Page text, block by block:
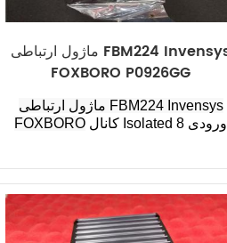
ماژول ارتباطی FBM224 Invensys
FOXBORO P0926GG
ماژول ارتباطی FBM224 Invensys
FOXBORO
کانال Isolated 8 ورودی